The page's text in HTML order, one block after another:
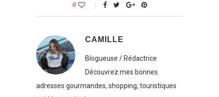
0
CAMILLE
Blogueuse / Rédactrice
Découvrez mes bonnes
adresses gourmandes, shopping, touristiques